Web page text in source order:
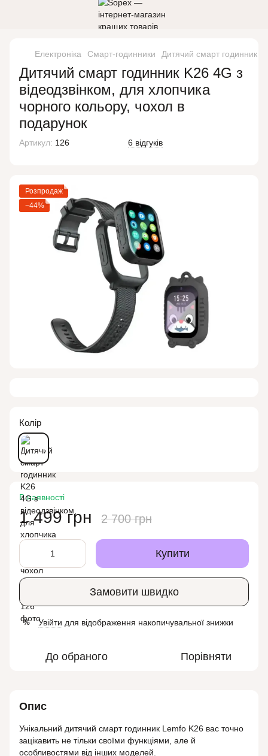
Електроніка Смарт-годинники Дитячий смарт годинник
Дитячий смарт годинник K26 4G з
відеодзвінком, для хлопчика
чорного кольору, чохол в
подарунок
Артикул: 126 6 відгуків
Розпродаж
−44%
Колір
В наявності
1 499 грн 2 700 грн
Купити
Замовити швидко
% Увійти для відображення накопичувальної знижки
До обраного Порівняти
Опис
Унікальний дитячий смарт годинник Lemfo K26 вас точно
зацікавить не тільки своїми функціями, але й
особливостями від інших моделей.